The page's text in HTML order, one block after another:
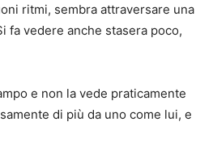
ritmi, sembra attraversare una
fa vedere anche stasera poco,
e non la vede praticamente
di più da uno come lui, e